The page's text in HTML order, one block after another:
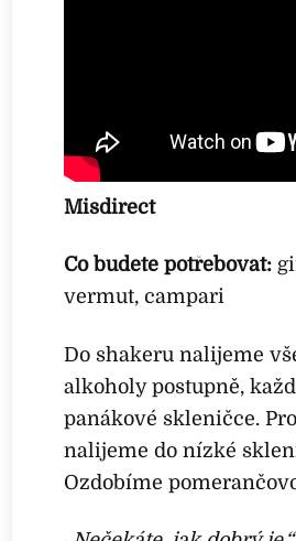
Misdirect
Co budete potřebovat:
vermut, campari
Do shakeru nalijeme
alkoholy postupně,
panákové skleničce.
nalijeme do nízké
Ozdobíme